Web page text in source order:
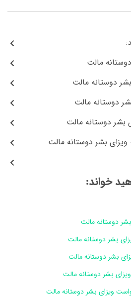
مالت
دوستانه مالت
دوستانه مالت
بشر دوستانه مالت
بشر دوستانه مالت
خواند:
دوستانه مالت
بشر دوستانه مالت
بشر دوستانه مالت
بشر دوستانه مالت
ویزای بشر دوستانه مالت